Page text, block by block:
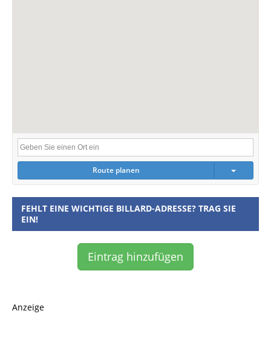
Route planen
FEHLT EINE WICHTIGE BILLARD-ADRESSE? TRAG SIE
EIN!
Eintrag hinzufügen
Anzeige